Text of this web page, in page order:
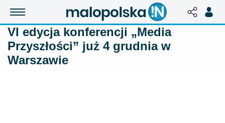
VI edycja konferencji „Media
Przyszłości” już 4 grudnia w
Warszawie